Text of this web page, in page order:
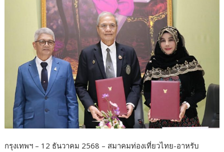
กรุงเทพฯ – 12 ธันวาคม 2568 – สมาคมท่องเที่ยวไทย-อาหรับ